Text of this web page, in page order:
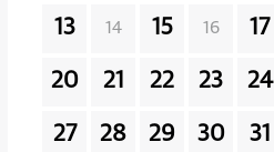
13 14 15 16 17
20 21 22 23 24
27 28 29 30 31